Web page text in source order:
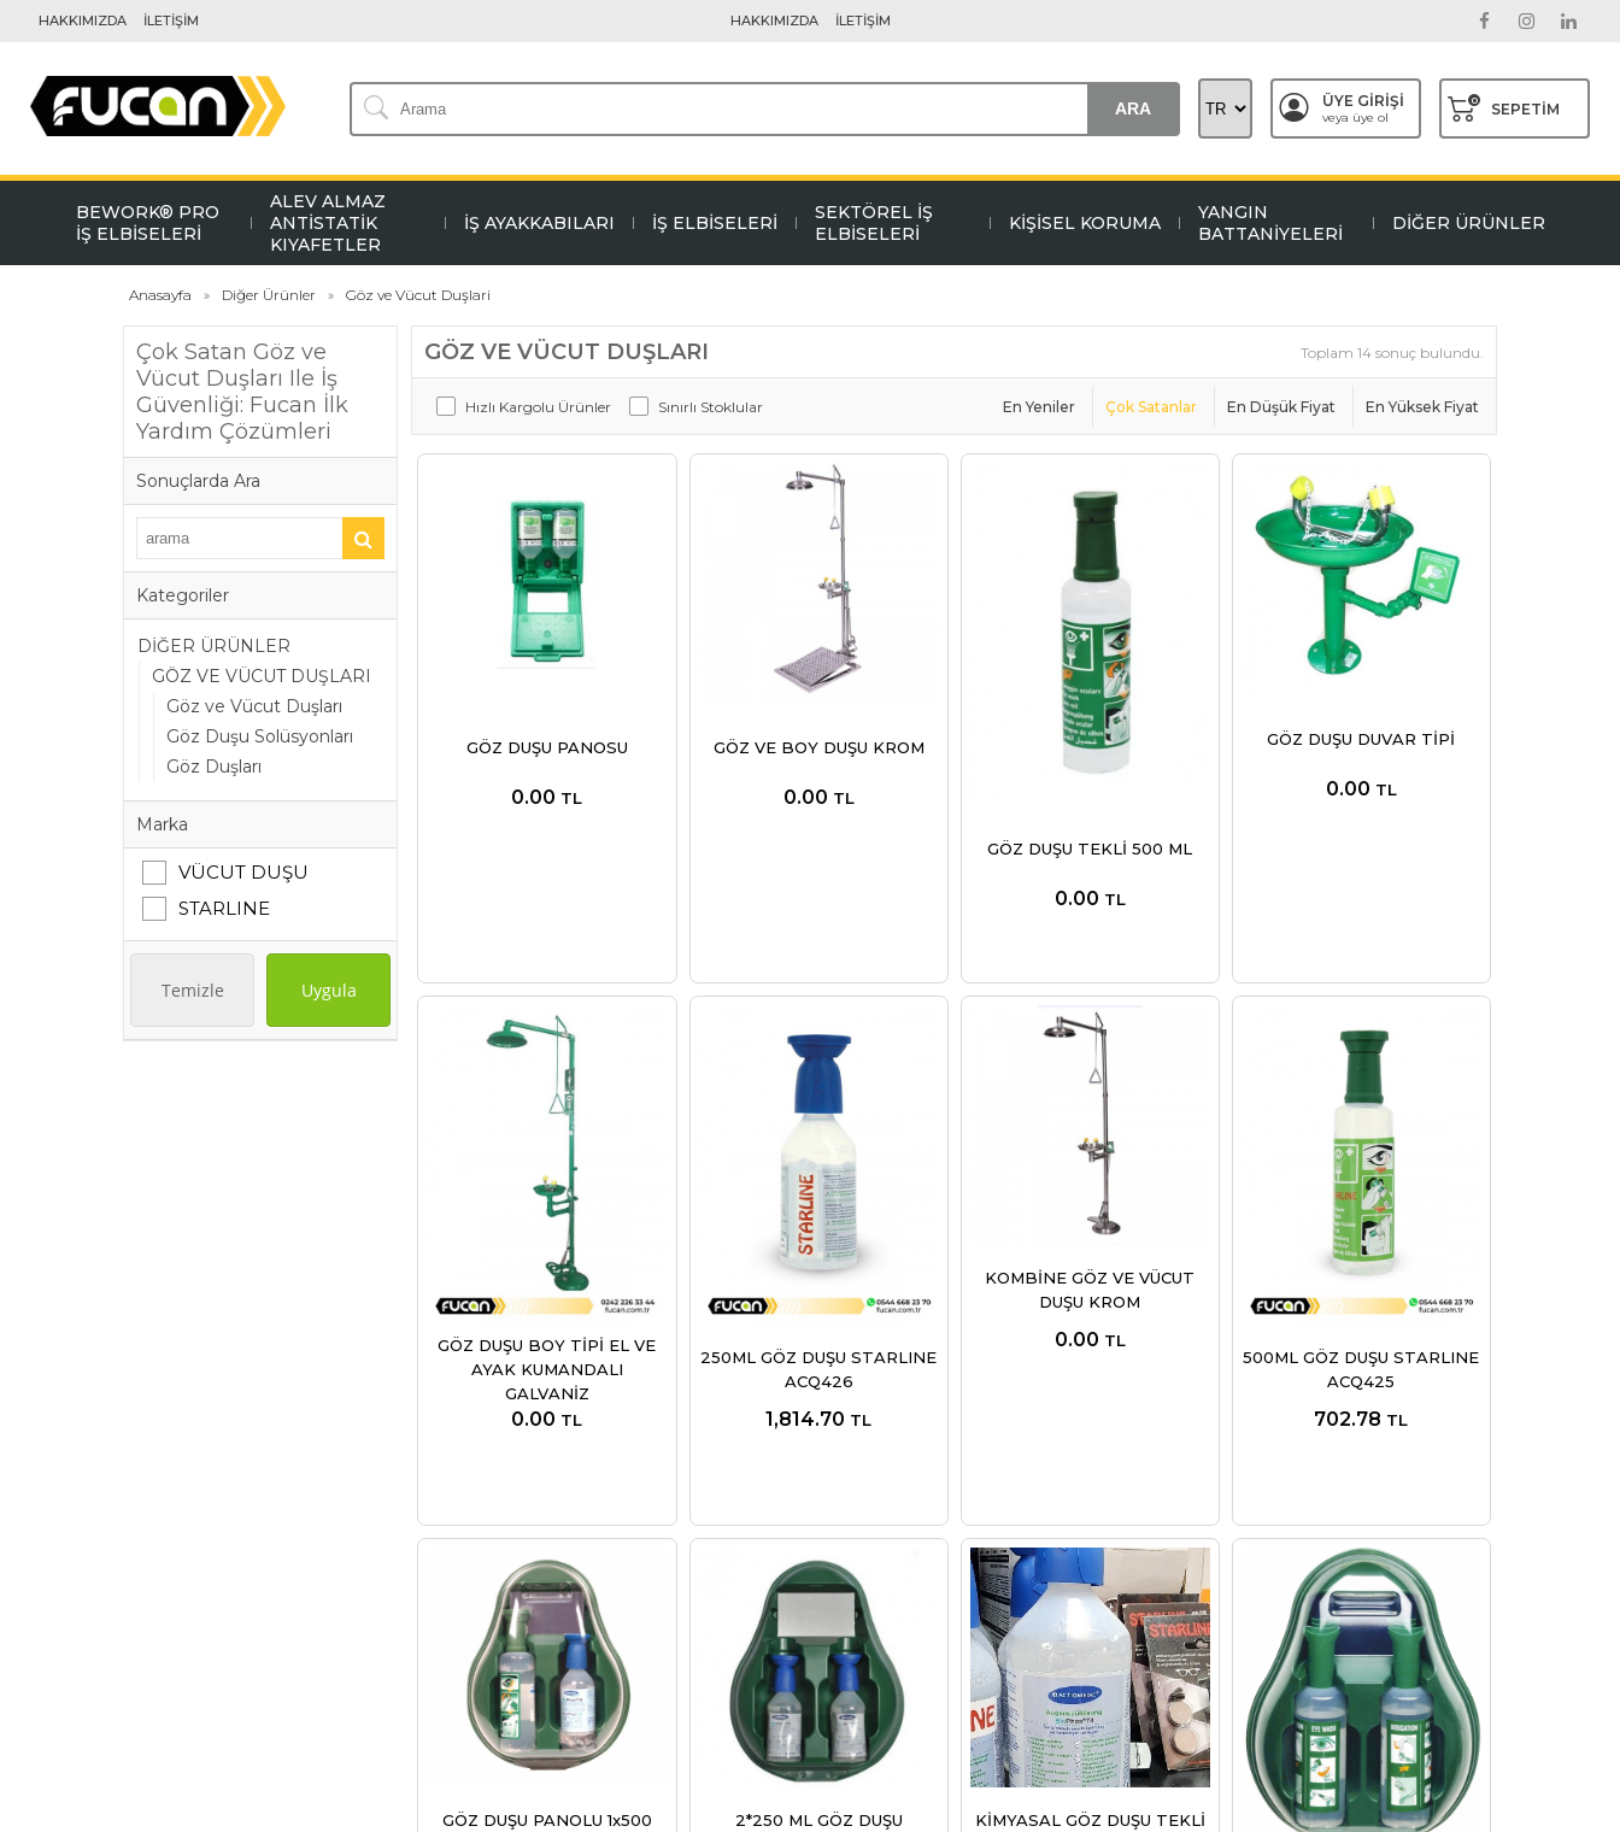
HAKKIMIZDA İLETİŞİM HAKKIMIZDA İLETİŞİM
ARA ÜYE GİRİŞİ
veya üye ol
0 SEPETİM
BEWORK® PRO
İŞ ELBİSELERİ
ALEV ALMAZ
ANTİSTATİK
KIYAFETLER
İŞ AYAKKABILARI İŞ ELBİSELERİ
SEKTÖREL İŞ
ELBİSELERİ
KİŞİSEL KORUMA
YANGIN
BATTANİYELERİ
DİĞER ÜRÜNLER
Anasayfa Diğer Ürünler Göz ve Vücut Duşlari
Çok Satan Göz ve
Vücut Duşları Ile İş
Güvenliği: Fucan İlk
Yardım Çözümleri
Sonuçlarda Ara
Kategoriler
DİĞER ÜRÜNLER
GÖZ VE VÜCUT DUŞLARI
Göz ve Vücut Duşları
Göz Duşu Solüsyonları
Göz Duşları
Marka
VÜCUT DUŞU
STARLINE
Temizle Uygula
GÖZ VE VÜCUT DUŞLARI Toplam 14 sonuç bulundu.
Hızlı Kargolu Ürünler Sınırlı Stoklular En Yeniler Çok Satanlar En Düşük Fiyat En Yüksek Fiyat
GÖZ DUŞU PANOSU
0.00 TL
GÖZ VE BOY DUŞU KROM
0.00 TL
GÖZ DUŞU TEKLİ 500 ML
0.00 TL
GÖZ DUŞU DUVAR TİPİ
0.00 TL
GÖZ DUŞU BOY TİPİ EL VE
AYAK KUMANDALI
GALVANİZ
0.00 TL
250ML GÖZ DUŞU STARLINE
ACQ426
1,814.70 TL
KOMBİNE GÖZ VE VÜCUT
DUŞU KROM
0.00 TL
500ML GÖZ DUŞU STARLINE
ACQ425
702.78 TL
GÖZ DUŞU PANOLU 1x500
2*250 ML GÖZ DUŞU
KİMYASAL GÖZ DUŞU TEKLİ